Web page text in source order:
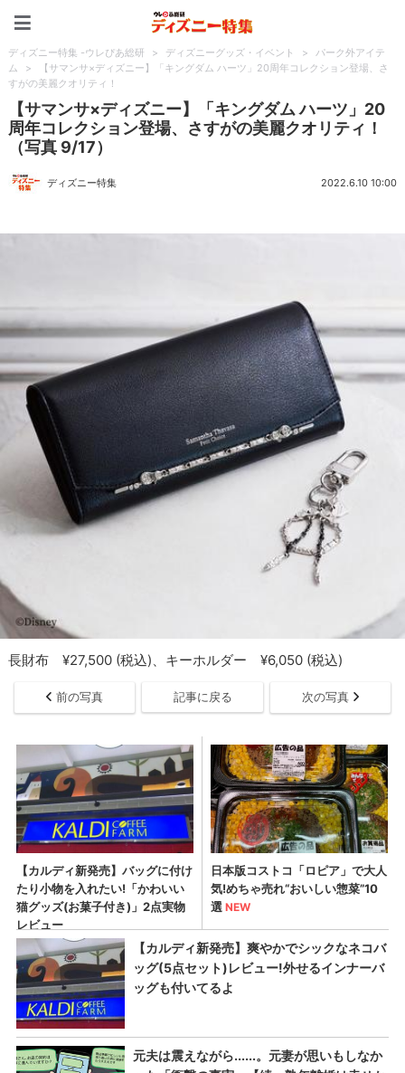
ディズニー特集 -ウレぴあ総研 > ディズニーグッズ・イベント >
パーク外アイテ
ム
>
【サマンサ×ディズニー】「キングダム ハーツ」20周年コレクション登場、さ
すがの美麗クオリティ！
【サマンサ×ディズニー】「キングダム ハーツ」20
周年コレクション登場、さすがの美麗クオリティ！
（写真 9/17）
ディズニー特集 2022.6.10 10:00
長財布 ¥27,500 (税込)、キーホルダー ¥6,050 (税込)
前の写真 記事に戻る 次の写真